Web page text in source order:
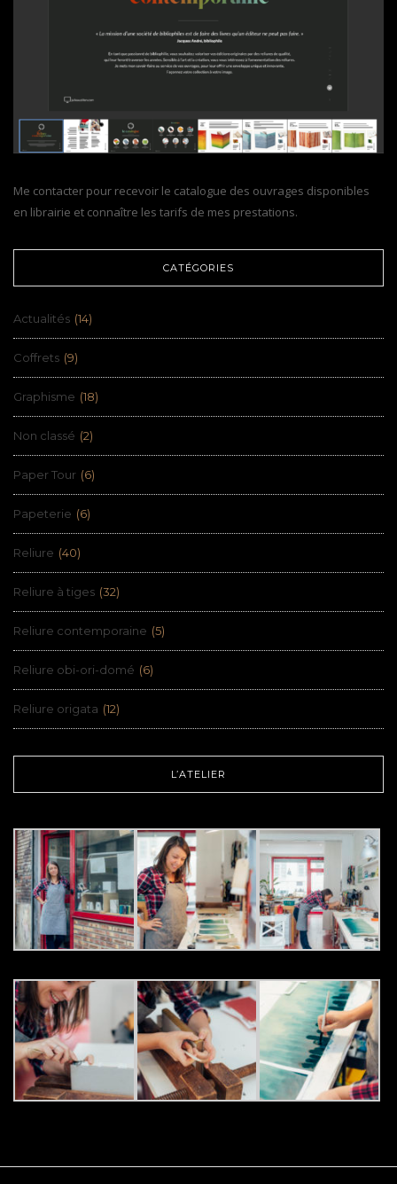
Me contacter pour recevoir le catalogue des ouvrages disponibles
en librairie et connaître les tarifs de mes prestations.
CATÉGORIES
Actualités (14)
Coffrets (9)
Graphisme (18)
Non classé (2)
Paper Tour (6)
Papeterie (6)
Reliure (40)
Reliure à tiges (32)
Reliure contemporaine (5)
Reliure obi-ori-domé (6)
Reliure origata (12)
L’ATELIER